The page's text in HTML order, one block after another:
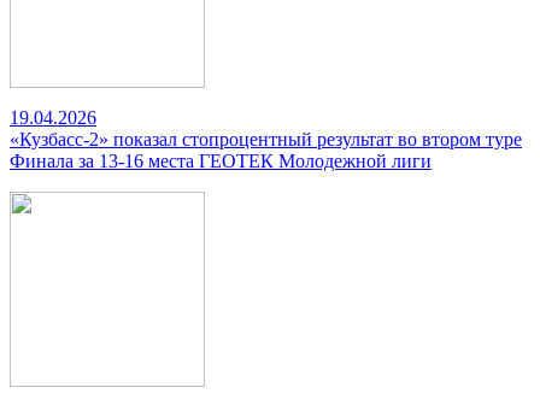
19.04.2026
«Кузбасс-2» показал стопроцентный результат во втором туре
Финала за 13-16 места ГЕОТЕК Молодежной лиги